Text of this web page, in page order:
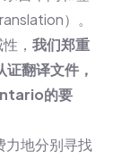
）。
， 我们郑重
翻译文件，
的要
力地分别寻找